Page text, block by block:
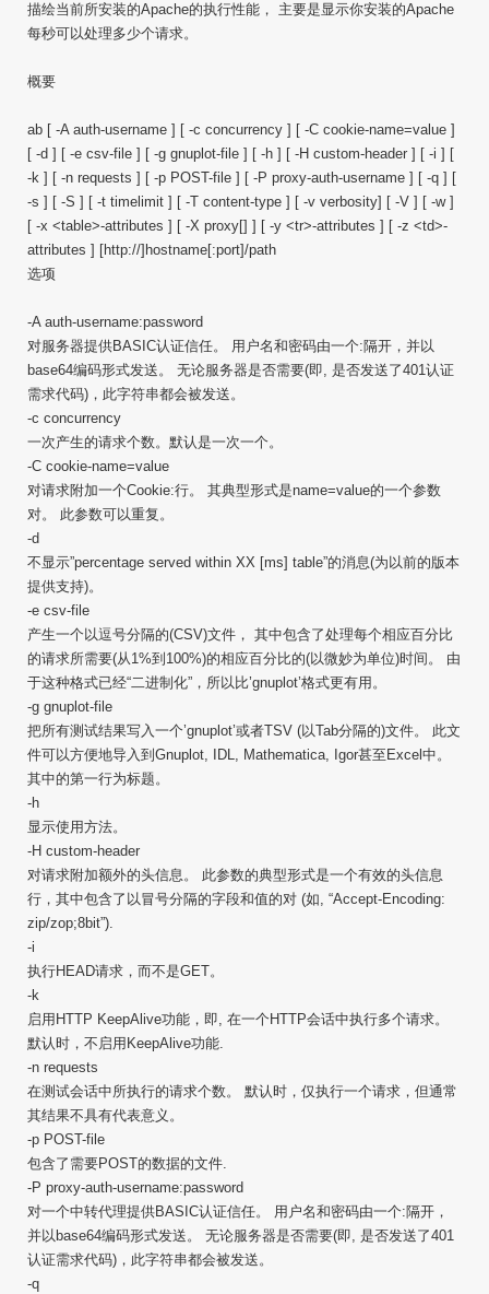
描绘当前所安装的Apache的执行性能， 主要是显示你安装的Apache
每秒可以处理多少个请求。
概要
ab [ -A auth-username ] [ -c concurrency ] [ -C cookie-name=value ]
[ -d ] [ -e csv-file ] [ -g gnuplot-file ] [ -h ] [ -H custom-header ] [ -i ] [
-k ] [ -n requests ] [ -p POST-file ] [ -P proxy-auth-username ] [ -q ] [
-s ] [ -S ] [ -t timelimit ] [ -T content-type ] [ -v verbosity] [ -V ] [ -w ]
[ -x <table>-attributes ] [ -X proxy[] ] [ -y <tr>-attributes ] [ -z <td>-
attributes ] [http://]hostname[:port]/path
选项
-A auth-username:password
对服务器提供BASIC认证信任。 用户名和密码由一个:隔开，并以
base64编码形式发送。 无论服务器是否需要(即, 是否发送了401认证
需求代码)，此字符串都会被发送。
-c concurrency
一次产生的请求个数。默认是一次一个。
-C cookie-name=value
对请求附加一个Cookie:行。 其典型形式是name=value的一个参数
对。 此参数可以重复。
-d
不显示”percentage served within XX [ms] table”的消息(为以前的版本
提供支持)。
-e csv-file
产生一个以逗号分隔的(CSV)文件， 其中包含了处理每个相应百分比
的请求所需要(从1%到100%)的相应百分比的(以微妙为单位)时间。 由
于这种格式已经“二进制化”，所以比’gnuplot’格式更有用。
-g gnuplot-file
把所有测试结果写入一个’gnuplot’或者TSV (以Tab分隔的)文件。 此文
件可以方便地导入到Gnuplot, IDL, Mathematica, Igor甚至Excel中。
其中的第一行为标题。
-h
显示使用方法。
-H custom-header
对请求附加额外的头信息。 此参数的典型形式是一个有效的头信息
行，其中包含了以冒号分隔的字段和值的对 (如, “Accept-Encoding:
zip/zop;8bit”).
-i
执行HEAD请求，而不是GET。
-k
启用HTTP KeepAlive功能，即, 在一个HTTP会话中执行多个请求。
默认时，不启用KeepAlive功能.
-n requests
在测试会话中所执行的请求个数。 默认时，仅执行一个请求，但通常
其结果不具有代表意义。
-p POST-file
包含了需要POST的数据的文件.
-P proxy-auth-username:password
对一个中转代理提供BASIC认证信任。 用户名和密码由一个:隔开，
并以base64编码形式发送。 无论服务器是否需要(即, 是否发送了401
认证需求代码)，此字符串都会被发送。
-q